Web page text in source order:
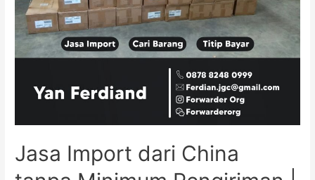
Jasa Import dari China